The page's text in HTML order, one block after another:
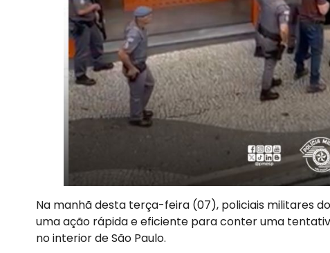
Na manhã desta terça-feira (07), policiais militares
uma ação rápida e eficiente para conter uma
no interior de São Paulo.